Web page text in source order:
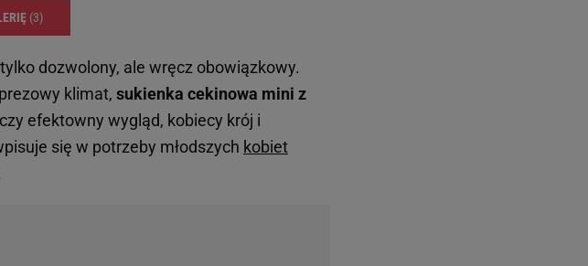
(3)
dozwolony, ale wręcz obowiązkowy.
klimat, sukienka cekinowa mini z
efektowny wygląd, kobiecy krój i
się w potrzeby młodszych kobiet